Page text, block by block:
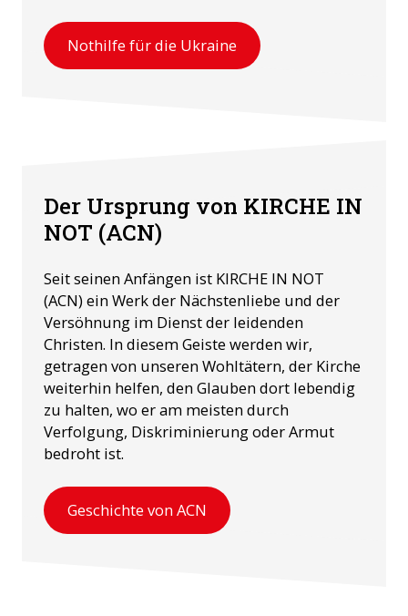
Nothilfe für die Ukraine
Der Ursprung von KIRCHE IN
NOT (ACN)
Seit seinen Anfängen ist KIRCHE IN NOT
(ACN) ein Werk der Nächstenliebe und der
Versöhnung im Dienst der leidenden
Christen. In diesem Geiste werden wir,
getragen von unseren Wohltätern, der Kirche
weiterhin helfen, den Glauben dort lebendig
zu halten, wo er am meisten durch
Verfolgung, Diskriminierung oder Armut
bedroht ist.
Geschichte von ACN